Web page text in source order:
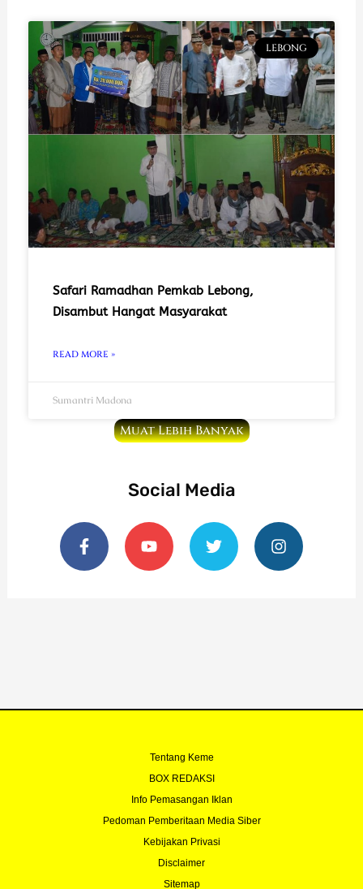
LEBONG
Safari Ramadhan Pemkab Lebong,
Disambut Hangat Masyarakat
READ MORE »
Sumantri Madona
Muat Lebih Banyak
Social Media
F
a
c
e
Y
o
u
t
T
w
i
t
I
n
s
t
Tentang Keme
BOX REDAKSI
Info Pemasangan Iklan
Pedoman Pemberitaan Media Siber
Kebijakan Privasi
Disclaimer
Sitemap